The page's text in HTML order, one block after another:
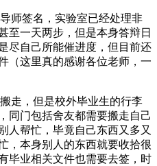
师签名，实验室已经处理非
至一天两步，但是本身答辩日
尽自己所能催进度，但目前还
（这里真的感谢各位老师，一
走，但是校外毕业生的行李
同门包括舍友都需要搬走自己
人帮忙，毕竟自己东西又多又
，本身别人的东西就要收拾很
毕业相关文件也需要去签，时